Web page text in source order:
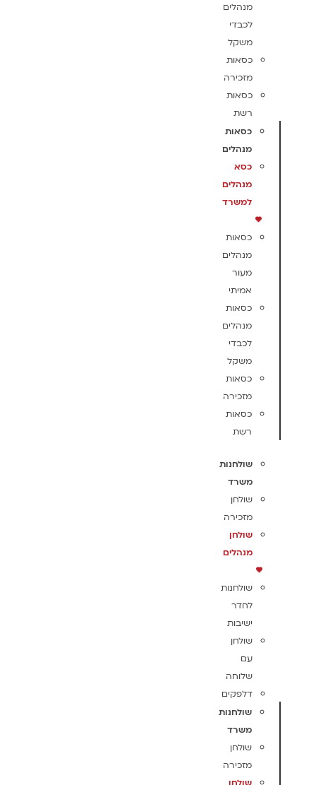
מנהלים
לכבדי
משקל
כסאות
מזכירה
כסאות
רשת
כסאות
מנהלים
כסא
מנהלים
למשרד
כסאות
מנהלים
מעור
אמיתי
כסאות
מנהלים
לכבדי
משקל
כסאות
מזכירה
כסאות
רשת
שולחנות
משרד
שולחן
מזכירה
שולחן
מנהלים
שולחנות
לחדר
ישיבות
שולחן
עם
שלוחה
דלפקים
שולחנות
משרד
שולחן
מזכירה